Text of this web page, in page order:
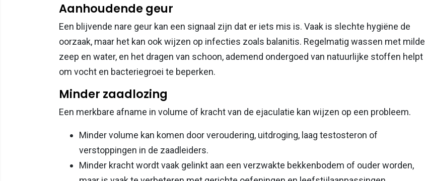
Aanhoudende geur
Een blijvende nare geur kan een signaal zijn dat er iets mis is. Vaak is slechte hygiëne de
oorzaak, maar het kan ook wijzen op infecties zoals balanitis. Regelmatig wassen met milde
zeep en water, en het dragen van schoon, ademend ondergoed van natuurlijke stoffen helpt
om vocht en bacteriegroei te beperken.
Minder zaadlozing
Een merkbare afname in volume of kracht van de ejaculatie kan wijzen op een probleem.
Minder volume kan komen door veroudering, uitdroging, laag testosteron of
verstoppingen in de zaadleiders.
Minder kracht wordt vaak gelinkt aan een verzwakte bekkenbodem of ouder worden,